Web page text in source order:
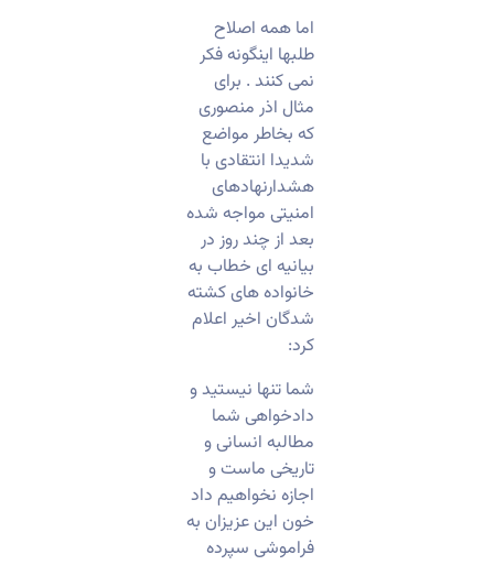
اما همه اصلاح
طلبها اینگونه فکر
نمی کنند . برای
مثال اذر منصوری
که بخاطر مواضع
شدیدا انتقادی با
هشدارنهادهای
امنیتی مواجه شده
بعد از چند روز در
بیانیه ای خطاب به
خانواده های کشته
شدگان اخیر اعلام
کرد:
شما تنها نیستید و
دادخواهی شما
مطالبه انسانی و
تاریخی ماست و
اجازه نخواهیم داد
خون این عزیزان به
فراموشی سپرده